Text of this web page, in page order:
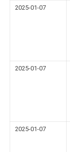
2025-01-07
2025-01-07
2025-01-07